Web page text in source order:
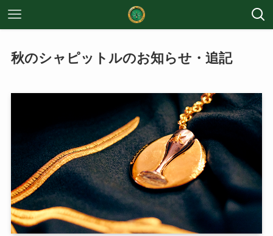
秋のシャピットルのお知らせ・追記